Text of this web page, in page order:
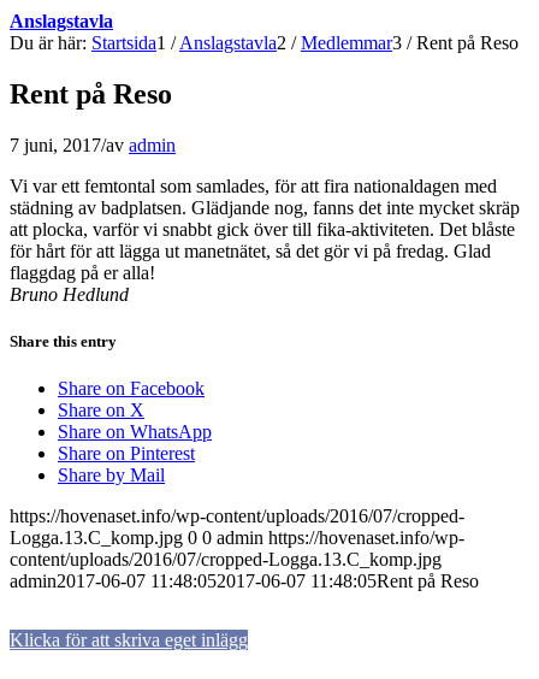
Anslagstavla
Du är här: Startsida1 / Anslagstavla2 / Medlemmar3 / Rent på Reso
Rent på Reso
7 juni, 2017/av admin
Vi var ett femtontal som samlades, för att fira nationaldagen med
städning av badplatsen. Glädjande nog, fanns det inte mycket skräp
att plocka, varför vi snabbt gick över till fika-aktiviteten. Det blåste
för hårt för att lägga ut manetnätet, så det gör vi på fredag. Glad
flaggdag på er alla!
Bruno Hedlund
Share this entry
Share on Facebook
Share on X
Share on WhatsApp
Share on Pinterest
Share by Mail
https://hovenaset.info/wp-content/uploads/2016/07/cropped-
Logga.13.C_komp.jpg 0 0 admin https://hovenaset.info/wp-
content/uploads/2016/07/cropped-Logga.13.C_komp.jpg
admin2017-06-07 11:48:052017-06-07 11:48:05Rent på Reso
Klicka för att skriva eget inlägg